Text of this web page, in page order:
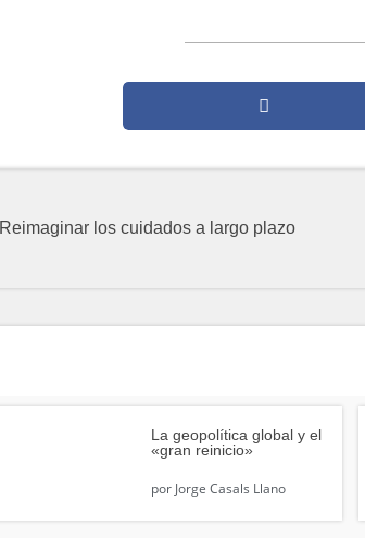
Reimaginar los cuidados a largo plazo
La geopolítica global y el
«gran reinicio»
porJorge Casals Llano